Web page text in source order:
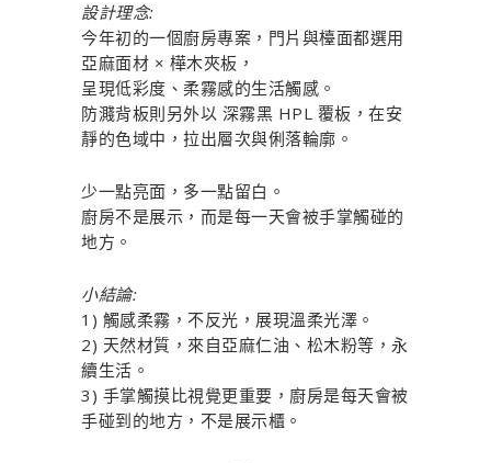
設計理念:
今年初的一個廚房專案，門片與檯面都選用
亞麻面材 × 樺木夾板，
呈現低彩度、柔霧感的生活觸感。
防濺背板則另外以 深霧黑 HPL 覆板，在安
靜的色域中，拉出層次與俐落輪廓。
少一點亮面，多一點留白。
廚房不是展示，而是每一天會被手掌觸碰的
地方。
小結論:
1) 觸感柔霧，不反光，展現溫柔光澤。
2) 天然材質，來自亞麻仁油、松木粉等，永
續生活。
3) 手掌觸摸比視覺更重要，廚房是每天會被
手碰到的地方，不是展示櫃。